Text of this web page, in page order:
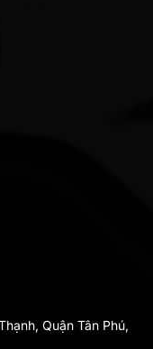
Quận Tân Phú,